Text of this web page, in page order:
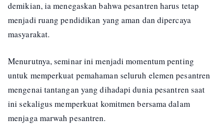
demikian, ia menegaskan bahwa pesantren harus tetap
menjadi ruang pendidikan yang aman dan dipercaya
masyarakat.
Menurutnya, seminar ini menjadi momentum penting
untuk memperkuat pemahaman seluruh elemen pesantren
mengenai tantangan yang dihadapi dunia pesantren saat
ini sekaligus memperkuat komitmen bersama dalam
menjaga marwah pesantren.